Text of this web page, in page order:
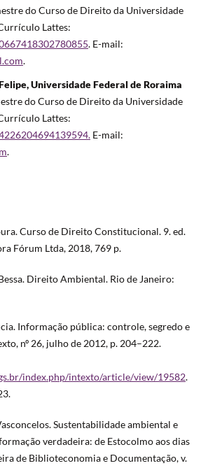
do Curso de Direito da Universidade
Lattes:
. E-mail:
.
Universidade Federal de Roraima
do Curso de Direito da Universidade
Lattes:
E-mail:
.
Curso de Direito Constitucional. 9. ed.
Fórum Ltda, 2018, 769 p.
Direito Ambiental. Rio de Janeiro:
Informação pública: controle, segredo e
nº 26, julho de 2012, p. 204–222.
index.php/intexto/article/view/19582.
Sustentabilidade ambiental e
verdadeira: de Estocolmo aos dias
de Biblioteconomia e Documentação, v.